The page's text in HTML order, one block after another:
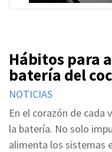
Hábitos para
batería del
NOTICIAS
En el corazón de cada
la batería. No solo
alimenta los sistemas